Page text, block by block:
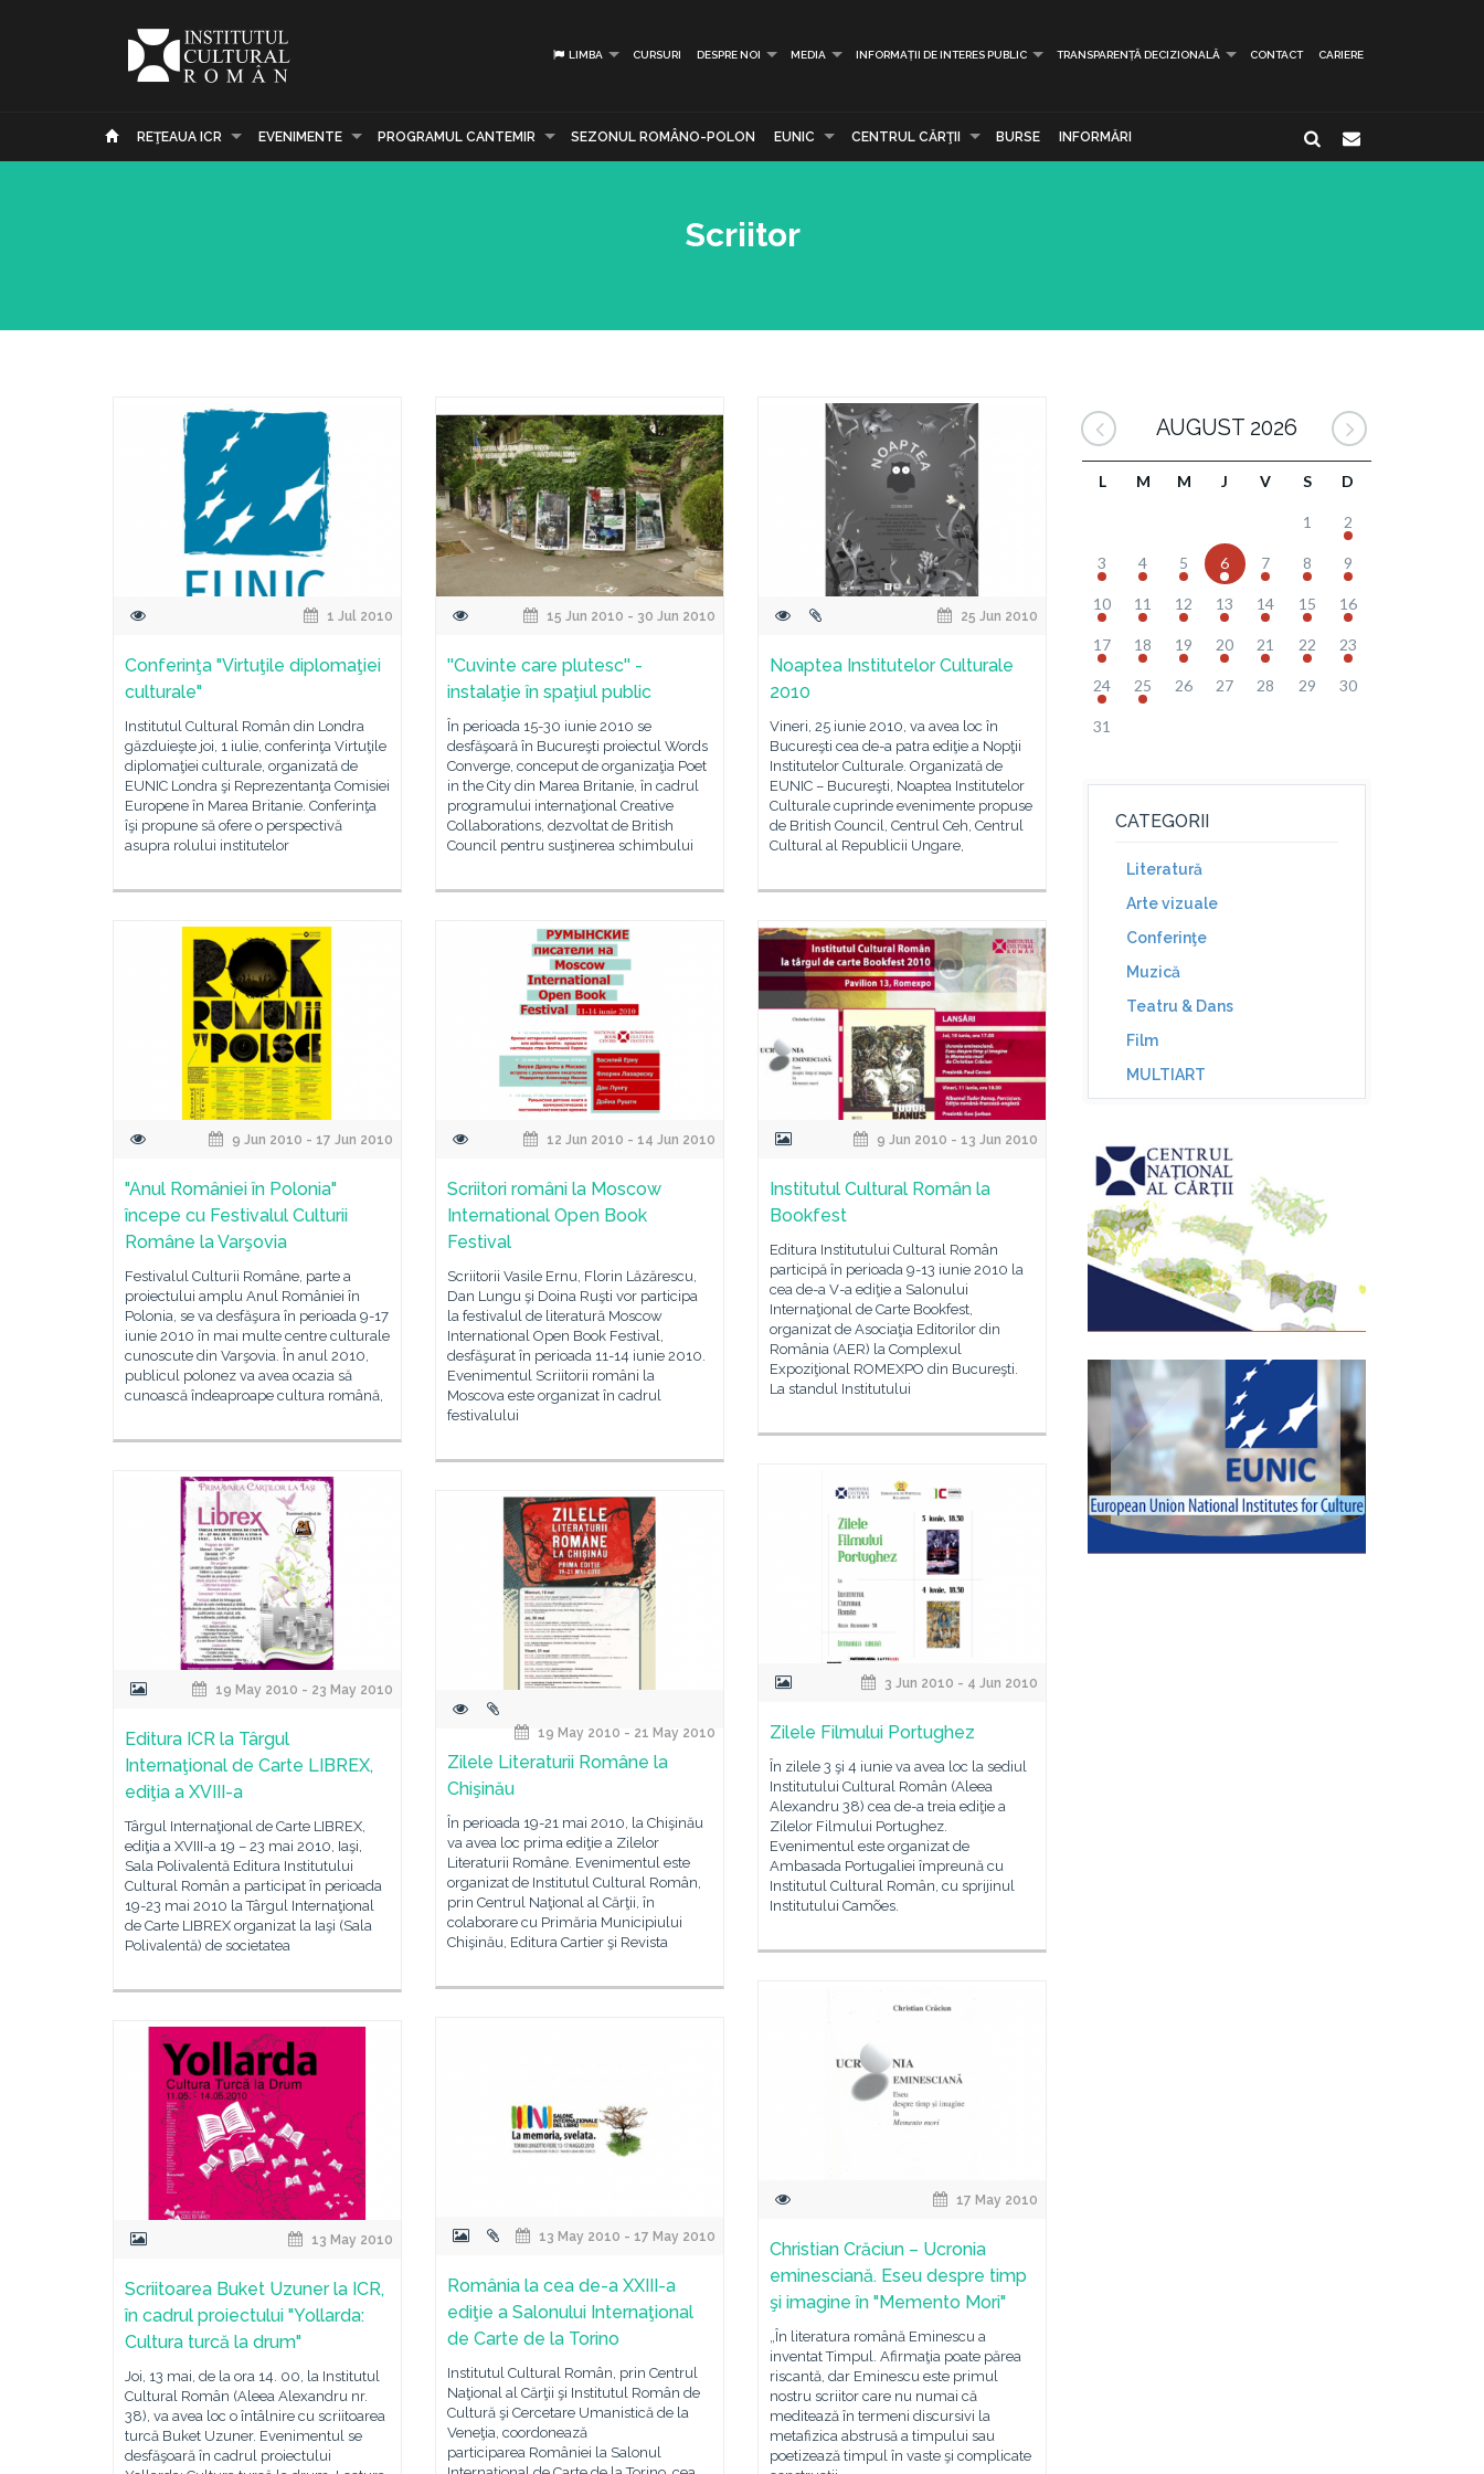
LIMBA CURSURI DESPRE NOI MEDIA INFORMAȚII DE INTERES PUBLIC TRANSPARENȚĂ DECIZIONALĂ CONTACT CARIERE
REŢEAUA ICR EVENIMENTE PROGRAMUL CANTEMIR SEZONUL ROMÂNO-POLON EUNIC CENTRUL CĂRŢII BURSE INFORMĂRI
Scriitor
1 Jul 2010
Conferinţa "Virtuţile diplomaţiei
culturale"
Institutul Cultural Român din Londra
găzduieşte joi, 1 iulie, conferinţa Virtuţile
diplomaţiei culturale, organizată de
EUNIC Londra şi Reprezentanţa Comisiei
Europene în Marea Britanie. Conferinţa
îşi propune să ofere o perspectivă
asupra rolului institutelor
15 Jun 2010 - 30 Jun 2010
''Cuvinte care plutesc'' -
instalaţie în spaţiul public
În perioada 15-30 iunie 2010 se
desfăşoară în Bucureşti proiectul Words
Converge, conceput de organizaţia Poet
in the City din Marea Britanie, în cadrul
programului internaţional Creative
Collaborations, dezvoltat de British
Council pentru susţinerea schimbului
25 Jun 2010
Noaptea Institutelor Culturale
2010
Vineri, 25 iunie 2010, va avea loc în
Bucureşti cea de-a patra ediţie a Nopţii
Institutelor Culturale. Organizată de
EUNIC – Bucureşti, Noaptea Institutelor
Culturale cuprinde evenimente propuse
de British Council, Centrul Ceh, Centrul
Cultural al Republicii Ungare,
9 Jun 2010 - 17 Jun 2010
"Anul României în Polonia"
începe cu Festivalul Culturii
Române la Varşovia
Festivalul Culturii Române, parte a
proiectului amplu Anul României în
Polonia, se va desfăşura în perioada 9-17
iunie 2010 în mai multe centre culturale
cunoscute din Varşovia. În anul 2010,
publicul polonez va avea ocazia să
cunoască îndeaproape cultura română,
12 Jun 2010 - 14 Jun 2010
Scriitori români la Moscow
International Open Book
Festival
Scriitorii Vasile Ernu, Florin Lăzărescu,
Dan Lungu şi Doina Ruşti vor participa
la festivalul de literatură Moscow
International Open Book Festival,
desfăşurat în perioada 11-14 iunie 2010.
Evenimentul Scriitorii români la
Moscova este organizat în cadrul
festivalului
9 Jun 2010 - 13 Jun 2010
Institutul Cultural Român la
Bookfest
Editura Institutului Cultural Român
participă în perioada 9-13 iunie 2010 la
cea de-a V-a ediţie a Salonului
Internaţional de Carte Bookfest,
organizat de Asociaţia Editorilor din
România (AER) la Complexul
Expoziţional ROMEXPO din Bucureşti.
La standul Institutului
3 Jun 2010 - 4 Jun 2010
Zilele Filmului Portughez
În zilele 3 şi 4 iunie va avea loc la sediul
Institutului Cultural Român (Aleea
Alexandru 38) cea de-a treia ediţie a
Zilelor Filmului Portughez.
Evenimentul este organizat de
Ambasada Portugaliei împreună cu
Institutul Cultural Român, cu sprijinul
Institutului Camões.
19 May 2010 - 23 May 2010
Editura ICR la Târgul
Internaţional de Carte LIBREX,
ediţia a XVIII-a
Târgul Internaţional de Carte LIBREX,
ediţia a XVIII-a 19 – 23 mai 2010, Iaşi,
Sala Polivalentă Editura Institutului
Cultural Român a participat în perioada
19-23 mai 2010 la Târgul Internaţional
de Carte LIBREX organizat la Iaşi (Sala
Polivalentă) de societatea
19 May 2010 - 21 May 2010
Zilele Literaturii Române la
Chişinău
În perioada 19-21 mai 2010, la Chişinău
va avea loc prima ediţie a Zilelor
Literaturii Române. Evenimentul este
organizat de Institutul Cultural Român,
prin Centrul Naţional al Cărţii, în
colaborare cu Primăria Municipiului
Chişinău, Editura Cartier şi Revista
17 May 2010
Christian Crăciun – Ucronia
eminesciană. Eseu despre timp
şi imagine în "Memento Mori"
„În literatura română Eminescu a
inventat Timpul. Afirmaţia poate părea
riscantă, dar Eminescu este primul
nostru scriitor care nu numai că
meditează în termeni discursivi la
metafizica abstrusă a timpului sau
poetizează timpul în vaste şi complicate
13 May 2010 - 17 May 2010
România la cea de-a XXIII-a
ediţie a Salonului Internaţional
de Carte de la Torino
Institutul Cultural Român, prin Centrul
Naţional al Cărţii şi Institutul Român de
Cultură şi Cercetare Umanistică de la
Veneţia, coordonează
participarea României la Salonul
13 May 2010
Scriitoarea Buket Uzuner la ICR,
în cadrul proiectului "Yollarda:
Cultura turcă la drum"
Joi, 13 mai, de la ora 14. 00, la Institutul
Cultural Român (Aleea Alexandru nr.
38), va avea loc o întâlnire cu scriitoarea
turcă Buket Uzuner. Evenimentul se
desfăşoară în cadrul proiectului
AUGUST 2026
L M M J V S D
1 2
3 4 5 6 7 8 9
10 11 12 13 14 15 16
17 18 19 20 21 22 23
24 25 26 27 28 29 30
31
CATEGORII
Literatură
Arte vizuale
Conferinţe
Muzică
Teatru & Dans
Film
MULTIART